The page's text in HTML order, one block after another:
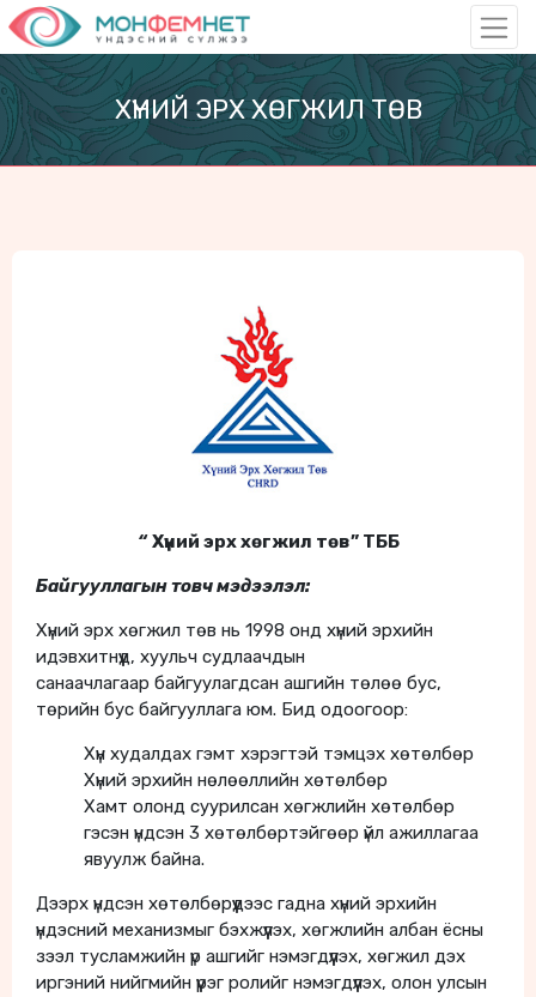
ХҮНИЙ ЭРХ ХӨГЖИЛ ТӨВ
“ Хүний эрх хөгжил төв” ТББ
Байгууллагын товч мэдээлэл:
Хүний эрх хөгжил төв нь 1998 онд хүний эрхийн
идэвхитнүүд, хуульч судлаачдын
санаачлагаар байгуулагдсан ашгийн төлөө бус,
төрийн бус байгууллага юм. Бид одоогоор:
Хүн худалдах гэмт хэрэгтэй тэмцэх хөтөлбөр
Хүний эрхийн нөлөөллийн хөтөлбөр
Хамт олонд суурилсан хөгжлийн хөтөлбөр
гэсэн үндсэн 3 хөтөлбөртэйгөөр үйл ажиллагаа
явуулж байна.
Дээрх үндсэн хөтөлбөрүүдээс гадна хүний эрхийн
үндэсний механизмыг бэхжүүлэх, хөгжлийн албан ёсны
зээл тусламжийн үр ашгийг нэмэгдүүлэх, хөгжил дэх
иргэний нийгмийн үүрэг ролийг нэмэгдүүлэх, олон улсын